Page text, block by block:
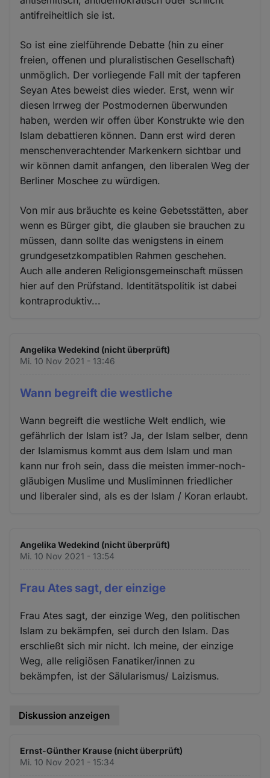
antifreiheitlich sie ist.
So ist eine zielführende Debatte (hin zu einer
freien, offenen und pluralistischen Gesellschaft)
unmöglich. Der vorliegende Fall mit der tapferen
Seyan Ates beweist dies wieder. Erst, wenn wir
diesen Irrweg der Postmodernen überwunden
haben, werden wir offen über Konstrukte wie den
Islam debattieren können. Dann erst wird deren
menschenverachtender Markenkern sichtbar und
wir können damit anfangen, den liberalen Weg der
Berliner Moschee zu würdigen.
Von mir aus bräuchte es keine Gebetsstätten, aber
wenn es Bürger gibt, die glauben sie brauchen zu
müssen, dann sollte das wenigstens in einem
grundgesetzkompatiblen Rahmen geschehen.
Auch alle anderen Religionsgemeinschaft müssen
hier auf den Prüfstand. Identitätspolitik ist dabei
kontraproduktiv...
Angelika Wedekind (nicht überprüft)
Mi. 10 Nov 2021 - 13:46
Wann begreift die westliche
Wann begreift die westliche Welt endlich, wie
gefährlich der Islam ist? Ja, der Islam selber, denn
der Islamismus kommt aus dem Islam und man
kann nur froh sein, dass die meisten immer-noch-
gläubigen Muslime und Musliminnen friedlicher
und liberaler sind, als es der Islam / Koran erlaubt.
Angelika Wedekind (nicht überprüft)
Mi. 10 Nov 2021 - 13:54
Frau Ates sagt, der einzige
Frau Ates sagt, der einzige Weg, den politischen
Islam zu bekämpfen, sei durch den Islam. Das
erschließt sich mir nicht. Ich meine, der einzige
Weg, alle religiösen Fanatiker/innen zu
bekämpfen, ist der Sälularismus/ Laizismus.
Diskussion anzeigen
Ernst-Günther Krause (nicht überprüft)
Mi. 10 Nov 2021 - 15:34